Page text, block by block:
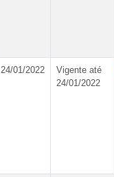
24/01/2022
Vigente até
24/01/2022